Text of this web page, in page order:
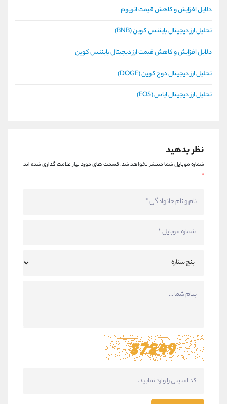
دلایل افزایش و کاهش قیمت اتریوم
تحلیل ارز دیجیتال بایننس کوین (BNB)
دلایل افزایش و کاهش قیمت ارز دیجیتال بایننس کوین
تحلیل ارز دیجیتال دوج کوین (DOGE)
تحلیل ارز دیجیتال ایاس (EOS)
نظر بدهید
شماره موبایل شما منتشر نخواهد شد.قسمت های مورد نیاز علامت گذاری شده اند
*